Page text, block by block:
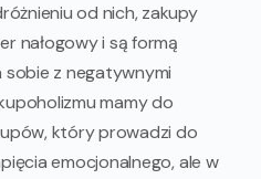
od nich, zakupy
nałogowy i są formą
z negatywnymi
mamy do
który prowadzi do
emocjonalnego, ale w